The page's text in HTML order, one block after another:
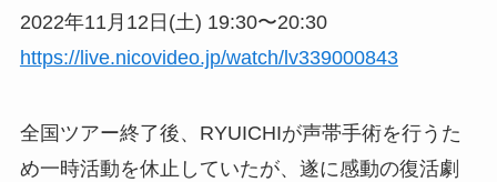
2022年11月12日(土) 19:30〜20:30
https://live.nicovideo.jp/watch/lv339000843
全国ツアー終了後、RYUICHIが声帯手術を行うた
め一時活動を休止していたが、遂に感動の復活劇